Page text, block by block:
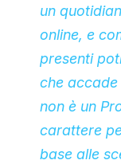
un
online, e
presenti
che
non è un
carattere
base alle